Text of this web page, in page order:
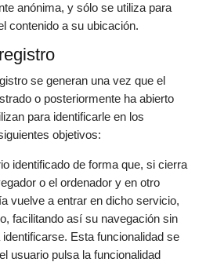
anónima, y sólo se utiliza para
contenido a su ubicación.
se generan una vez que el
o posteriormente ha abierto
para identificarle en los
objetivos:
identificado de forma que, si cierra
o el ordenador y en otro
vuelve a entrar en dicho servicio,
facilitando así su navegación sin
Esta funcionalidad se
usuario pulsa la funcionalidad